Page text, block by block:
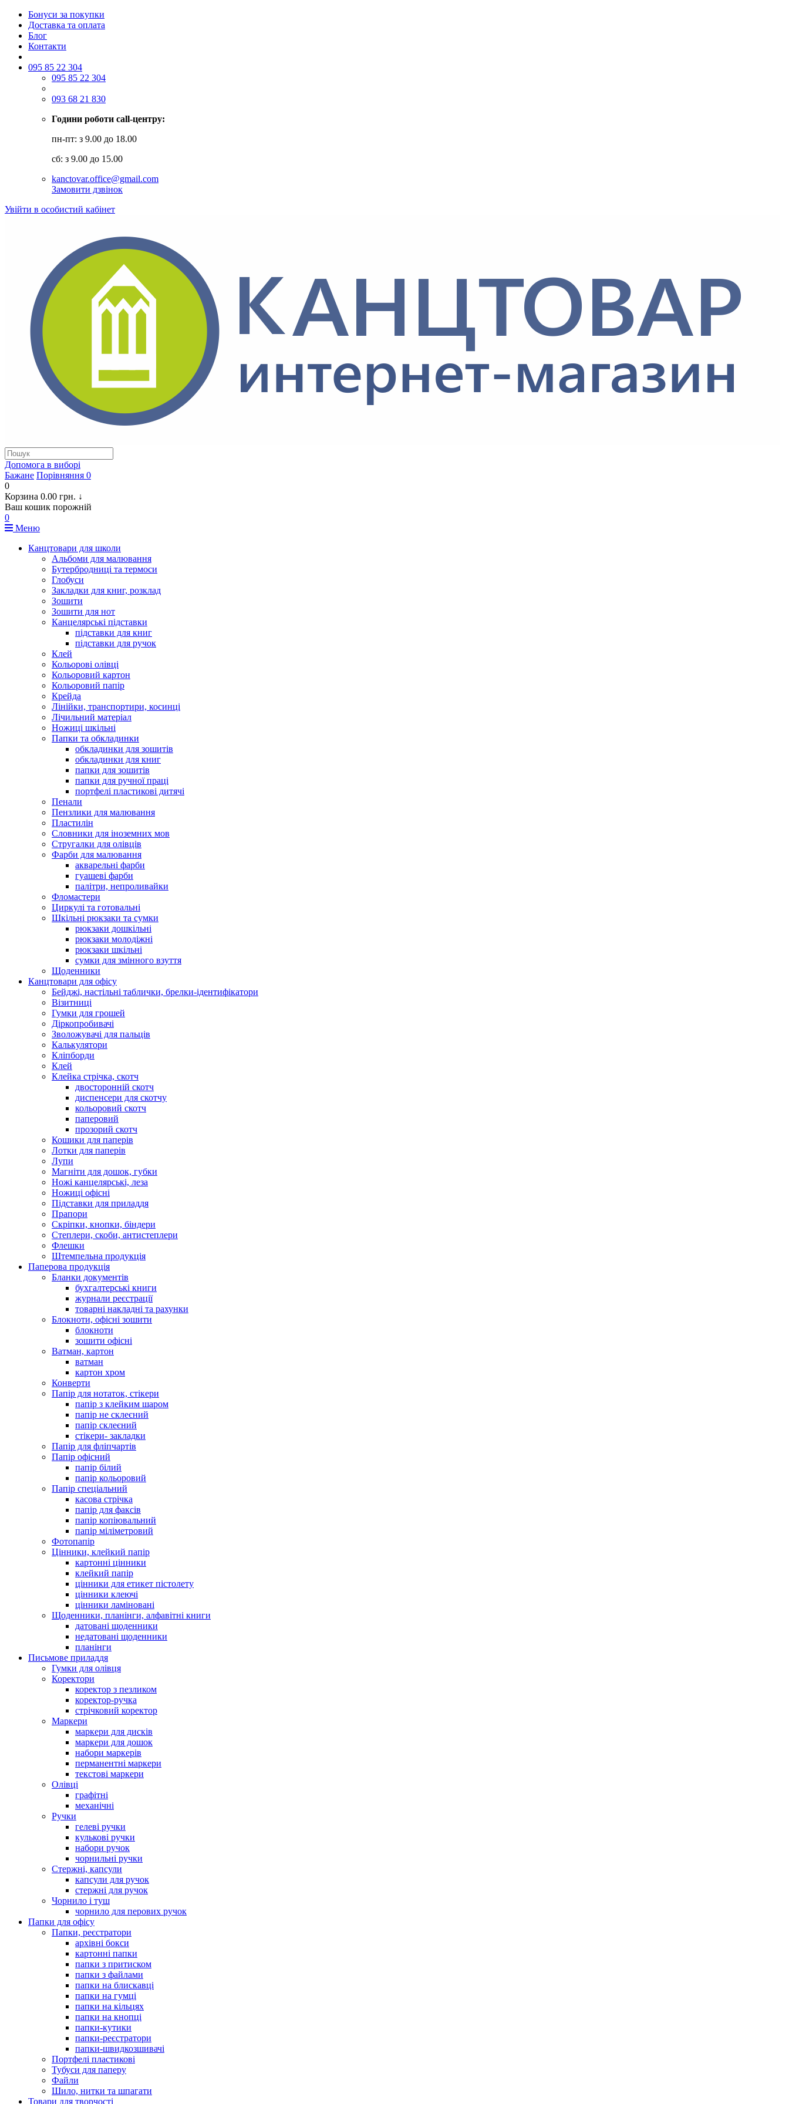
Бонуси за покупки
Доставка та оплата
Блог
Контакти
095 85 22 304
095 85 22 304
093 68 21 830
Години роботи call-центру:
пн-пт: з 9.00 до 18.00
сб: з 9.00 до 15.00
kanctovar.office@gmail.com
Замовити дзвінок
Увійти в особистий кабінет
Допомога в виборi
Бажане Порівняння 0
0
Корзина 0.00 грн. ↓
Ваш кошик порожній
0
Меню
Канцтовари для школи
Альбоми для малювання
Бутербродниці та термоси
Глобуси
Закладки для книг, розклад
Зошити
Зошити для нот
Канцелярські підставки
підставки для книг
підставки для ручок
Клей
Кольорові олівці
Кольоровий картон
Кольоровий папір
Крейда
Лінійки, транспортири, косинці
Лічильний матеріал
Ножиці шкільні
Папки та обкладинки
обкладинки для зошитів
обкладинки для книг
папки для зошитів
папки для ручної праці
портфелі пластикові дитячі
Пенали
Пензлики для малювання
Пластилін
Словники для іноземних мов
Стругалки для олівців
Фарби для малювання
акварельні фарби
гуашеві фарби
палітри, непроливайки
Фломастери
Циркулі та готовальні
Шкільні рюкзаки та сумки
рюкзаки дошкільні
рюкзаки молодіжні
рюкзаки шкільні
сумки для змінного взуття
Щоденники
Канцтовари для офісу
Бейджі, настільні таблички, брелки-ідентифікатори
Візитниці
Гумки для грошей
Діркопробивачі
Зволожувачі для пальців
Калькулятори
Кліпборди
Клей
Клейка стрічка, скотч
двосторонній скотч
диспенсери для скотчу
кольоровий скотч
паперовий
прозорий скотч
Кошики для паперів
Лотки для паперів
Лупи
Магніти для дошок, губки
Ножі канцелярські, леза
Ножиці офісні
Підставки для приладдя
Прапори
Скріпки, кнопки, біндери
Степлери, скоби, антистеплери
Флешки
Штемпельна продукція
Паперова продукція
Бланки документів
бухгалтерські книги
журнали реєстрації
товарні накладні та рахунки
Блокноти, офісні зошити
блокноти
зошити офісні
Ватман, картон
ватман
картон хром
Конверти
Папір для нотаток, стікери
папір з клейким шаром
папір не склеєний
папір склеєний
стікери- закладки
Папір для фліпчартів
Папір офісний
папір білий
папір кольоровий
Папір спеціальний
касова стрічка
папір для факсів
папір копіювальний
папір міліметровий
Фотопапір
Цінники, клейкий папір
картонні цінники
клейкий папір
цінники для етикет пістолету
цінники клеючі
цінники ламіновані
Щоденники, планінги, алфавітні книги
датовані щоденники
недатовані щоденники
планінги
Письмове приладдя
Гумки для олівця
Коректори
коректор з пезликом
коректор-ручка
стрічковий коректор
Маркери
маркери для дисків
маркери для дошок
набори маркерів
перманентні маркери
текстові маркери
Олівці
графітні
механічні
Ручки
гелеві ручки
кулькові ручки
набори ручок
чорнильні ручки
Стержні, капсули
капсули для ручок
стержні для ручок
Чорнило і туш
чорнило для перових ручок
Папки для офісу
Папки, реєстратори
архівні бокси
картонні папки
папки з притиском
папки з файлами
папки на блискавці
папки на гумці
папки на кільцях
папки на кнопці
папки-кутики
папки-реєстратори
папки-швидкозшивачі
Портфелі пластикові
Тубуси для паперу
Файли
Шило, нитки та шпагати
Товари для творчості